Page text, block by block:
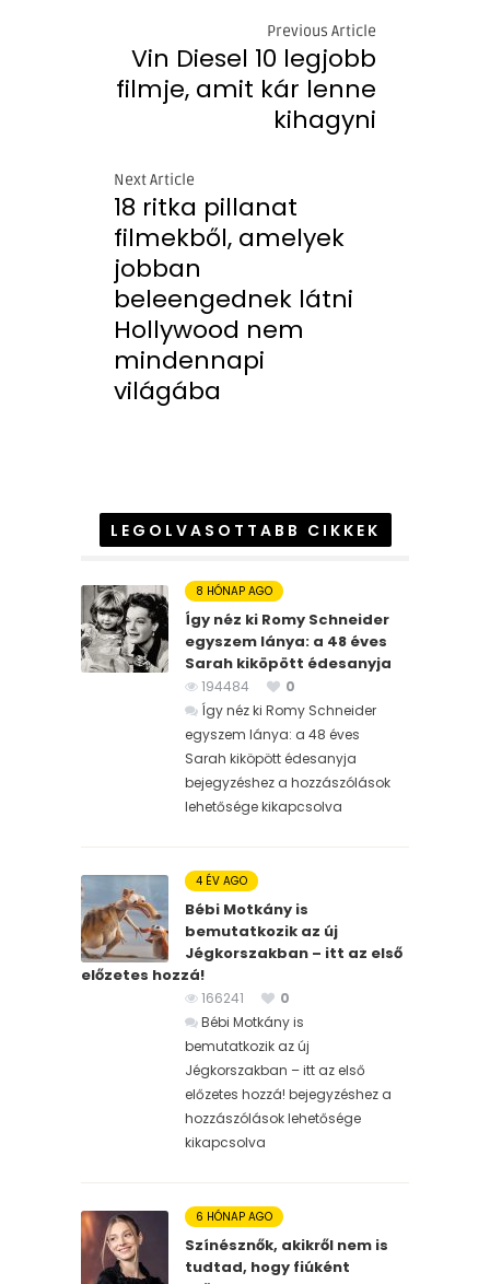
Previous Article
Vin Diesel 10 legjobb
filmje, amit kár lenne
kihagyni
Next Article
18 ritka pillanat
filmekből, amelyek
jobban
beleengednek látni
Hollywood nem
mindennapi
világába
LEGOLVASOTTABB CIKKEK
8 HÓNAP AGO
Így néz ki Romy Schneider
egyszem lánya: a 48 éves
Sarah kiköpött édesanyja
194484
0
Így néz ki Romy Schneider
egyszem lánya: a 48 éves
Sarah kiköpött édesanyja
bejegyzéshez a hozzászólások
lehetősége kikapcsolva
4 ÉV AGO
Bébi Motkány is
bemutatkozik az új
Jégkorszakban – itt az első
előzetes hozzá!
166241
0
Bébi Motkány is
bemutatkozik az új
Jégkorszakban – itt az első
előzetes hozzá! bejegyzéshez a
hozzászólások lehetősége
kikapcsolva
6 HÓNAP AGO
Színésznők, akikről nem is
tudtad, hogy fiúként